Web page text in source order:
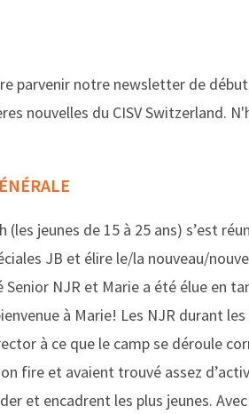
parvenir notre newsletter de début
nouvelles du CISV Switzerland.
(les jeunes de 15 à 25 ans) s’est
JB et élire le/la nouveau/
NJR et Marie a été élue en
à Marie! Les NJR durant
à ce que le camp se déroule
fire et avaient trouvé assez
et encadrent les plus jeunes.